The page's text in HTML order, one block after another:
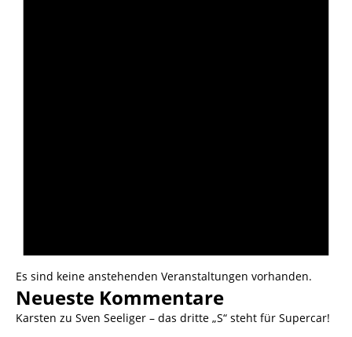
Es sind keine anstehenden Veranstaltungen vorhanden.
Neueste Kommentare
Karsten zu Sven Seeliger – das dritte „S“ steht für Supercar!